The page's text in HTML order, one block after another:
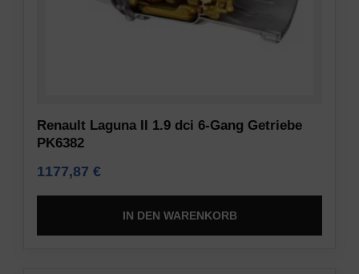
Renault Laguna II 1.9 dci 6-Gang Getriebe
PK6382
1177,87 €
IN DEN WARENKORB